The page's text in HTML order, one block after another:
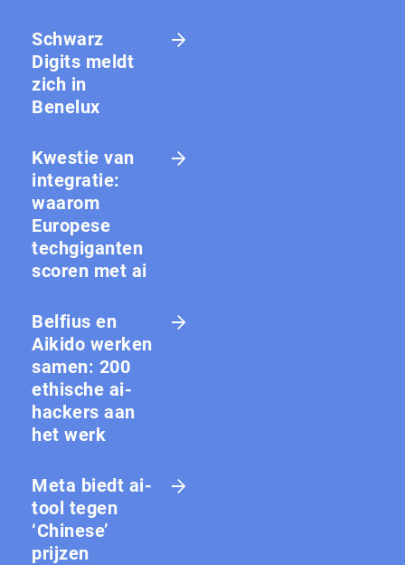
Schwarz
Digits meldt
zich in
Benelux
Kwestie van
integratie:
waarom
Europese
techgiganten
scoren met ai
Belfius en
Aikido werken
samen: 200
ethische ai-
hackers aan
het werk
Meta biedt ai-
tool tegen
‘Chinese’
prijzen